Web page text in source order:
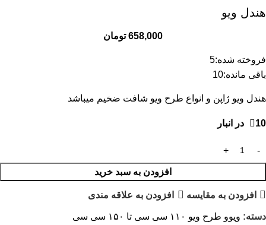
هندل ویو
658,000 تومان
فروخته شده:5
باقی مانده:10
هندل ویو ژاپن و انواع طرح ویو شافت ضخیم میباشد
10 در انبار
افزودن به سبد خرید
افزودن به مقایسه افزودن به علاقه مندی
دسته: ویوو طرح ویو ۱۱۰ سی سی تا ۱۵۰ سی سی